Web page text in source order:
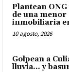
Plantean
de una
inmobiliaria
10 agosto, 2026
Golpean a
lluvia… y